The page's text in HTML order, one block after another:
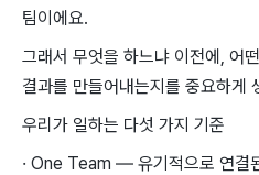
팀이에요.
그래서 무엇을 하느냐 이전에, 어
결과를 만들어내는지를 중요하게
우리가 일하는 다섯 가지 기준
· One Team — 유기적으로 연결